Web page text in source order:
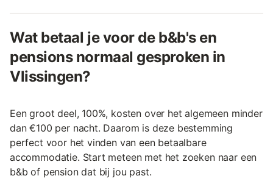
Wat betaal je voor de b&b's en
pensions normaal gesproken in
Vlissingen?
Een groot deel, 100%, kosten over het algemeen minder
dan €100 per nacht. Daarom is deze bestemming
perfect voor het vinden van een betaalbare
accommodatie. Start meteen met het zoeken naar een
b&b of pension dat bij jou past.